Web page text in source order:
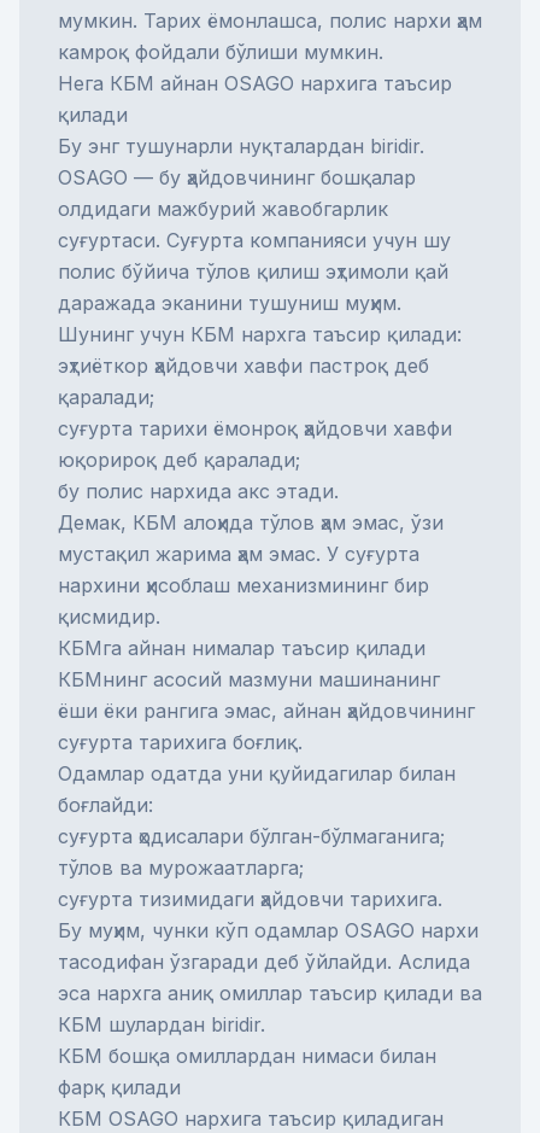
мумкин. Тарих ёмонлашса, полис нархи ҳам
камроқ фойдали бўлиши мумкин.
Нега КБМ айнан OSAGO нархига таъсир
қилади
Бу энг тушунарли нуқталардан biridir.
OSAGO — бу ҳайдовчининг бошқалар
олдидаги мажбурий жавобгарлик
суғуртаси. Суғурта компанияси учун шу
полис бўйича тўлов қилиш эҳтимоли қай
даражада эканини тушуниш муҳим.
Шунинг учун КБМ нархга таъсир қилади:
эҳтиёткор ҳайдовчи хавфи пастроқ деб
қаралади;
суғурта тарихи ёмонроқ ҳайдовчи хавфи
юқорироқ деб қаралади;
бу полис нархида акс этади.
Демак, КБМ алоҳида тўлов ҳам эмас, ўзи
мустақил жарима ҳам эмас. У суғурта
нархини ҳисоблаш механизмининг бир
қисмидир.
КБМга айнан нималар таъсир қилади
КБМнинг асосий мазмуни машинанинг
ёши ёки рангига эмас, айнан ҳайдовчининг
суғурта тарихига боғлиқ.
Одамлар одатда уни қуйидагилар билан
боғлайди:
суғурта ҳодисалари бўлган-бўлмаганига;
тўлов ва мурожаатларга;
суғурта тизимидаги ҳайдовчи тарихига.
Бу муҳим, чунки кўп одамлар OSAGO нархи
тасодифан ўзгаради деб ўйлайди. Аслида
эса нархга аниқ омиллар таъсир қилади ва
КБМ шулардан biridir.
КБМ бошқа омиллардан нимаси билан
фарқ қилади
КБМ OSAGO нархига таъсир қиладиган